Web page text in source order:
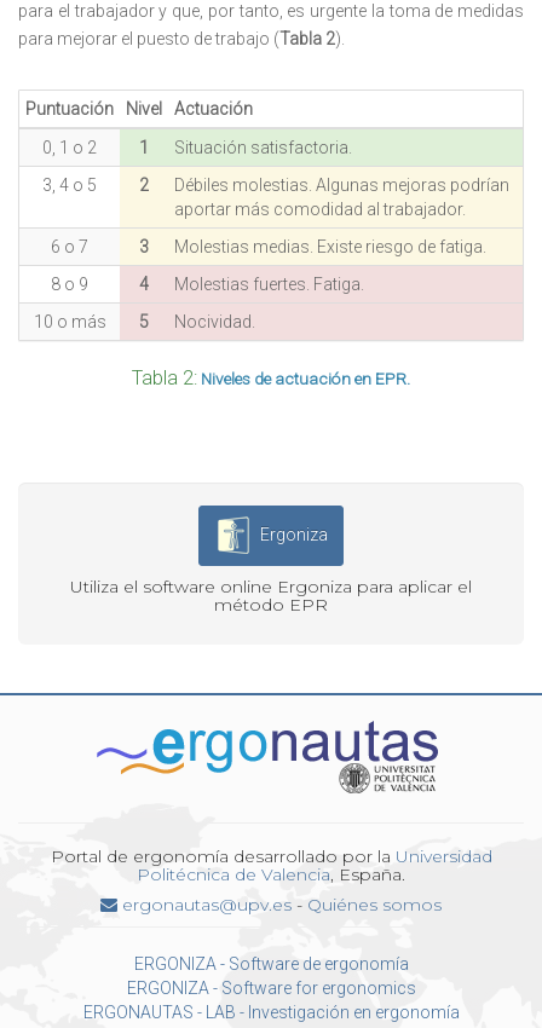
para el trabajador y que, por tanto, es urgente la toma de medidas
para mejorar el puesto de trabajo (Tabla 2).
Puntuación Nivel
Actuación
0, 1 o 2
1
Situación satisfactoria.
3, 4 o 5
2
Débiles molestias. Algunas mejoras podrían
aportar más comodidad al trabajador.
6 o 7
3
Molestias medias. Existe riesgo de fatiga.
8 o 9
4
Molestias fuertes. Fatiga.
10 o más
5 Nocividad.
Tabla 2: Niveles de actuación en EPR.
Ergoniza
Utiliza el software online Ergoniza para aplicar el
método EPR
Portal de ergonomía desarrollado por la Universidad
Politécnica de Valencia, España.
ergonautas@upv.es - Quiénes somos
ERGONIZA - Software de ergonomía
ERGONIZA - Software for ergonomics
ERGONAUTAS - LAB - Investigación en ergonomía